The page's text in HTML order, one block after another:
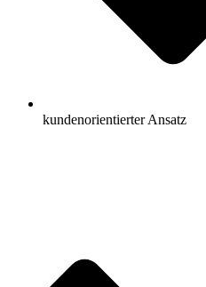
kundenorientierter Ansatz